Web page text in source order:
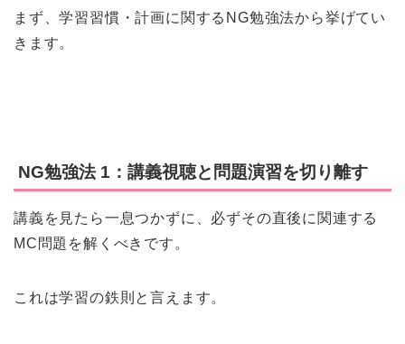
まず、学習習慣・計画に関するNG勉強法から挙げてい
きます。
NG勉強法 1：講義視聴と問題演習を切り離す
講義を見たら一息つかずに、必ずその直後に関連する
MC問題を解くべきです。
これは学習の鉄則と言えます。